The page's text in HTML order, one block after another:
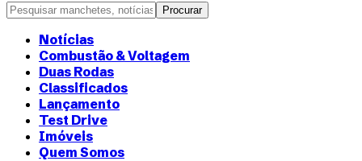
Notícias
Combustão & Voltagem
Duas Rodas
Classificados
Lançamento
Test Drive
Imóveis
Quem Somos